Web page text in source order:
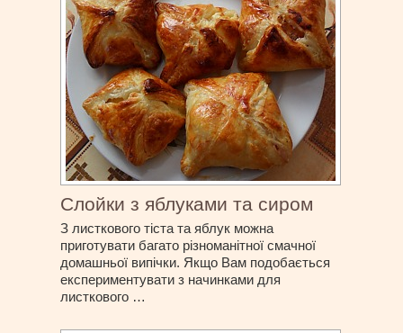
Слойки з яблуками та сиром
З листкового тіста та яблук можна
приготувати багато різноманітної смачної
домашньої випічки. Якщо Вам подобається
експериментувати з начинками для
листкового …